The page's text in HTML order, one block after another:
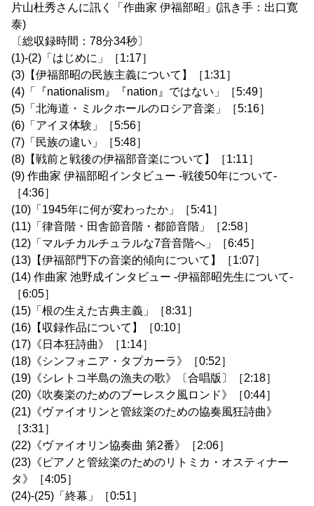
片山杜秀さんに訊く「作曲家 伊福部昭」(訊き手：出口寛
泰)
〔総収録時間：78分34秒〕
(1)-(2)「はじめに」［1:17］
(3)【伊福部昭の民族主義について】［1:31］
(4)「『nationalism』『nation』ではない」［5:49］
(5)「北海道・ミルクホールのロシア音楽」［5:16］
(6)「アイヌ体験」［5:56］
(7)「民族の違い」［5:48］
(8)【戦前と戦後の伊福部音楽について】［1:11］
(9) 作曲家 伊福部昭インタビュー -戦後50年について-
［4:36］
(10)「1945年に何が変わったか」［5:41］
(11)「律音階・田舎節音階・都節音階」［2:58］
(12)「マルチカルチュラルな7音音階へ」［6:45］
(13)【伊福部門下の音楽的傾向について】［1:07］
(14) 作曲家 池野成インタビュー -伊福部昭先生について-
［6:05］
(15)「根の生えた古典主義」［8:31］
(16)【収録作品について】［0:10］
(17)《日本狂詩曲》［1:14］
(18)《シンフォニア・タプカーラ》［0:52］
(19)《シレトコ半島の漁夫の歌》〔合唱版〕［2:18］
(20)《吹奏楽のためのブーレスク風ロンド》［0:44］
(21)《ヴァイオリンと管絃楽のための協奏風狂詩曲》
［3:31］
(22)《ヴァイオリン協奏曲 第2番》［2:06］
(23)《ピアノと管絃楽のためのリトミカ・オスティナー
タ》［4:05］
(24)-(25)「終幕」［0:51］